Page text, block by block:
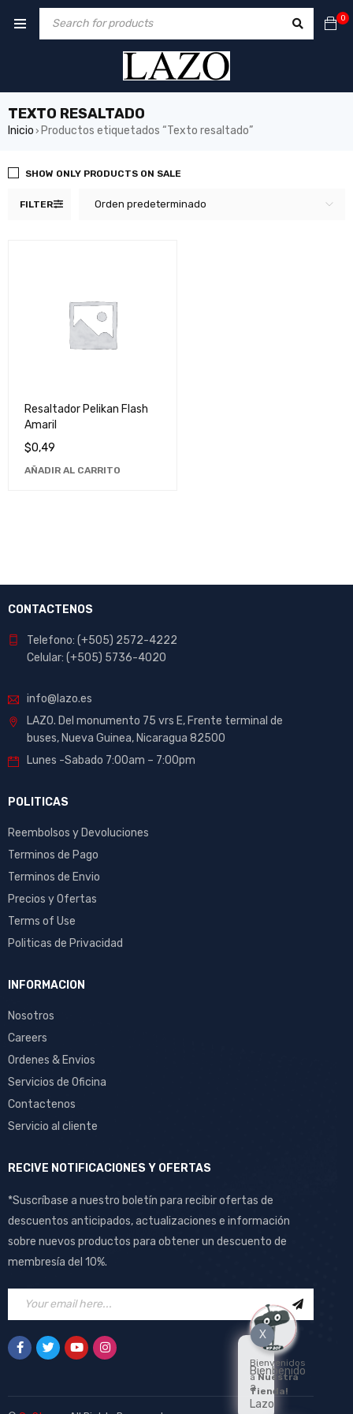
0
TEXTO RESALTADO
Inicio › Productos etiquetados “Texto resaltado”
FILTER Orden predeterminado
SHOW ONLY PRODUCTS ON SALE
Resaltador Pelikan Flash
Amaril
$0,49
AÑADIR AL CARRITO
CONTACTENOS
Telefono: (+505) 2572-4222
Celular: (+505) 5736-4020
info@lazo.es
LAZO. Del monumento 75 vrs E, Frente terminal de
buses, Nueva Guinea, Nicaragua 82500
Lunes -Sabado 7:00am – 7:00pm
POLITICAS
Reembolsos y Devoluciones
Terminos de Pago
Terminos de Envio
Precios y Ofertas
Terms of Use
Politicas de Privacidad
INFORMACION
Nosotros
Careers
Ordenes & Envios
Servicios de Oficina
Contactenos
Servicio al cliente
RECIVE NOTIFICACIONES Y OFERTAS
*Suscríbase a nuestro boletín para recibir ofertas de
descuentos anticipados, actualizaciones e información
sobre nuevos productos para obtener un descuento de
membresía del 10%.
X
Bienvenidos
aNuestra
Tienda!
Bienbenido
a
Lazo